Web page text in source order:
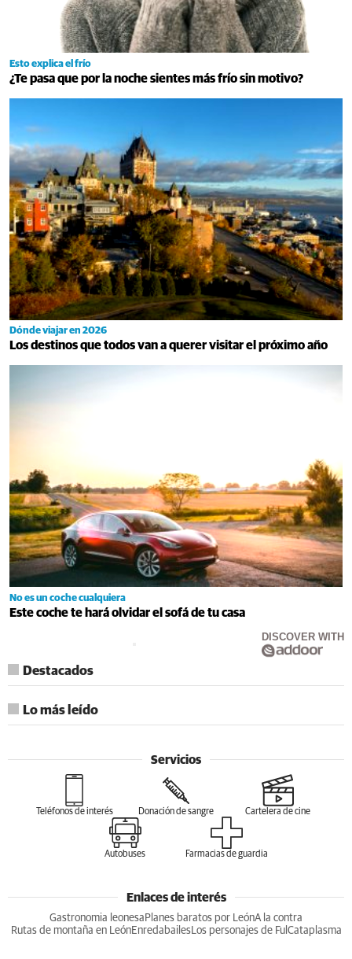
Esto explica el frío
¿Te pasa que por la noche sientes más frío sin motivo?
Dónde viajar en 2026
Los destinos que todos van a querer visitar el próximo año
No es un coche cualquiera
Este coche te hará olvidar el sofá de tu casa
DISCOVER WITH
Destacados
Lo más leído
Servicios
Teléfonos de interés Donación de sangre Cartelera de cine
Autobuses Farmacias de guardia
Enlaces de interés
Gastronomia leonesa Planes baratos por LeónA la contra
Rutas de montaña en LeónEnredabailesLos personajes de Ful Cataplasma